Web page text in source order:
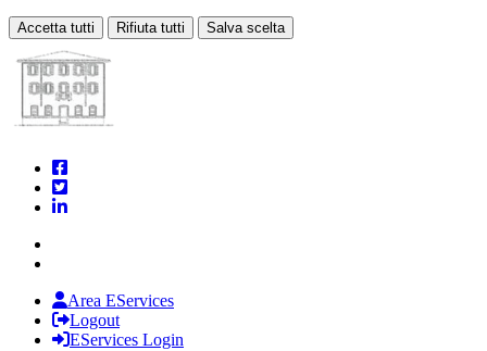
Accetta tutti Rifiuta tutti Salva scelta
Loading...
Area EServices
Logout
EServices Login